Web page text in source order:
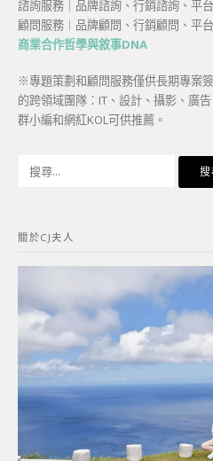
諮詢服務｜品牌諮詢、行銷諮詢、平
顧問服務｜品牌顧問、行銷顧問、平
商業合作哲學與敘事DNA
※專題策劃和顧問服務僅供長期專案
的跨領域團隊：IT、設計、攝影、廣
群小編和網紅KOL可供推薦。
字:
關於CJ夫人